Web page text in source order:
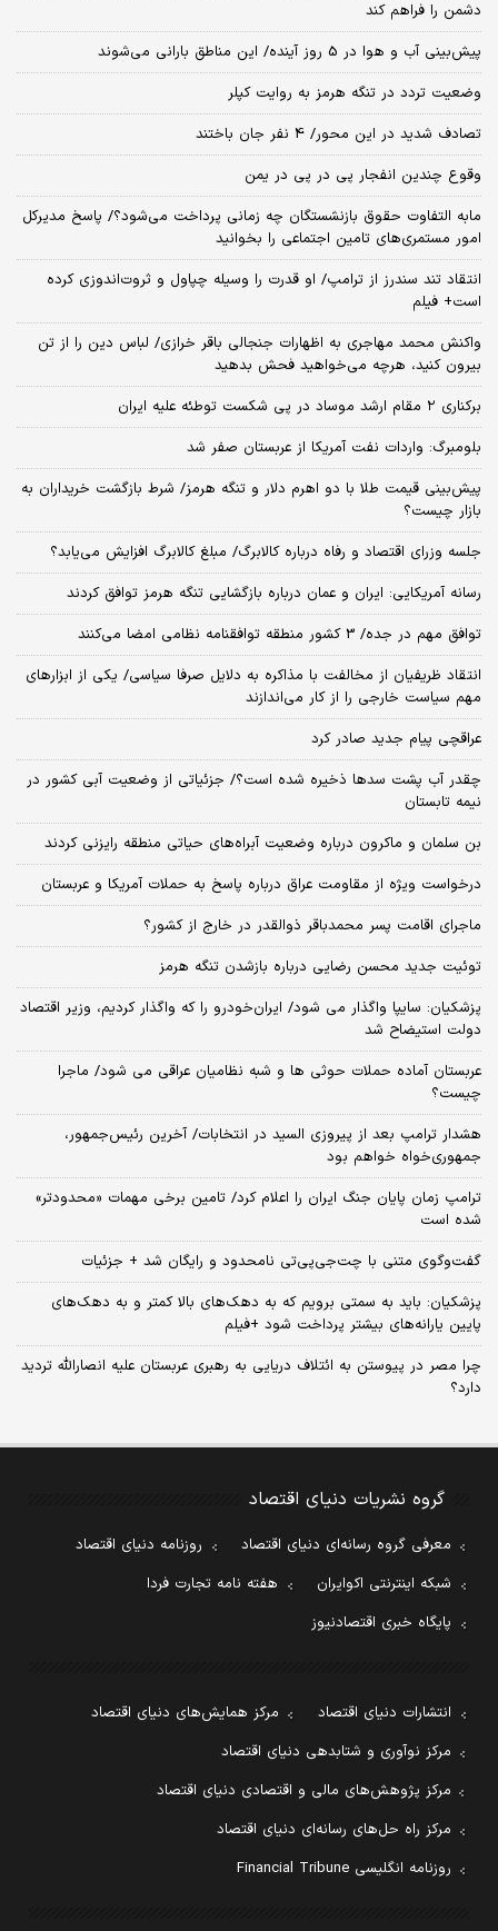
دشمن را فراهم کند
پیش‌بینی آب و هوا در 5 روز آینده/ این مناطق بارانی می‌شوند
وضعیت تردد در تنگه هرمز به روایت کپلر
تصادف شدید در این محور/ 4 نفر جان باختند
وقوع چندین انفجار پی در پی در یمن
مابه التفاوت حقوق بازنشستگان چه زمانی پرداخت می‌شود؟/ پاسخ مدیرکل
امور مستمری‌های تامین اجتماعی را بخوانید
انتقاد تند سندرز از ترامپ/ او قدرت را وسیله چپاول و ثروت‌اندوزی کرده
است+ فیلم
واکنش محمد مهاجری به اظهارات جنجالی باقر خرازی/ لباس دین را از تن
بیرون کنید، هرچه می‌خواهید فحش بدهید
برکناری ۲ مقام‌ ارشد موساد در پی شکست توطئه علیه ایران
بلومبرگ: واردات نفت آمریکا از عربستان صفر شد
پیش‌بینی قیمت طلا با دو اهرم دلار و تنگه هرمز/ شرط بازگشت خریداران به
بازار چیست؟
جلسه وزرای اقتصاد و رفاه درباره کالابرگ/ مبلغ کالابرگ افزایش می‌یابد؟
رسانه آمریکایی: ایران و عمان درباره بازگشایی تنگه هرمز توافق کردند
توافق مهم در جده/ 3 کشور منطقه توافقنامه نظامی امضا می‌کنند
انتقاد ظریفیان از مخالفت با مذاکره به دلایل صرفا سیاسی/ یکی از ابزارهای
مهم سیاست خارجی را از کار می‌اندازند
عراقچی پیام جدید صادر کرد
چقدر آب پشت سدها ذخیره شده است؟/ جزئیاتی از وضعیت آبی کشور در
نیمه تابستان
بن سلمان و ماکرون درباره وضعیت آبراه‌های حیاتی منطقه رایزنی کردند
درخواست ویژه از مقاومت عراق درباره پاسخ به حملات آمریکا و عربستان
ماجرای اقامت پسر محمدباقر ذوالقدر در خارج از کشور؟
توئیت جدید محسن رضایی درباره بازشدن تنگه هرمز
پزشکیان: سایپا واگذار می شود/ ایران‌خودرو را که واگذار کردیم، وزیر اقتصاد
دولت استیضاح شد
عربستان آماده حملات حوثی ها و شبه نظامیان عراقی می شود/ ماجرا
چیست؟
هشدار ترامپ بعد از پیروزی السید در انتخابات/ آخرین رئیس‌جمهور،
جمهوری‌خواه خواهم بود
ترامپ زمان پایان جنگ ایران را اعلام کرد/ تامین برخی مهمات «محدودتر»
شده است
گفت‌وگوی متنی با چت‌جی‌پی‌تی نامحدود و رایگان شد + جزئیات
پزشکیان: باید به سمتی برویم که به دهک‌های بالا کمتر و به دهک‌های
پایین یارانه‌های بیشتر پرداخت شود +فیلم
چرا مصر در پیوستن به ائتلاف دریایی به رهبری عربستان علیه انصارالله تردید
دارد؟
گروه نشریات دنیای اقتصاد
معرفی گروه رسانه‌ای دنیای اقتصاد
روزنامه دنیای اقتصاد
شبکه اینترنتی اکوایران
هفته نامه تجارت فردا
پایگاه خبری اقتصادنیوز
انتشارات دنیای اقتصاد
مرکز همایش‌های دنیای اقتصاد
مرکز نوآوری و شتابدهی دنیای اقتصاد
مرکز پژوهش‌های مالی و اقتصادی دنیای اقتصاد
مرکز راه حل‌های رسانه‌ای دنیای اقتصاد
روزنامه انگلیسی Financial Tribune